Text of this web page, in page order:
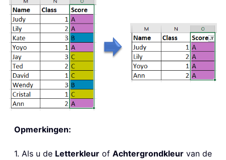
Opmerkingen:
1. Als u de Letterkleur of Achtergrondkleur van de